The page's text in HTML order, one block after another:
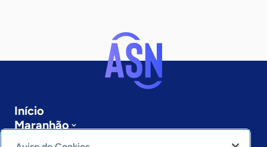
Início
Maranhão
Sobre a ASN